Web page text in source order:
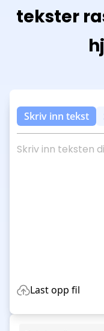
tekster
Skriv inn tekst
Skriv inn teksten
Last opp fil